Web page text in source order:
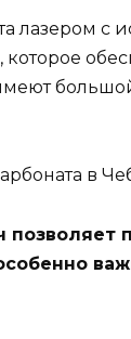
лазером с
в
позволяет